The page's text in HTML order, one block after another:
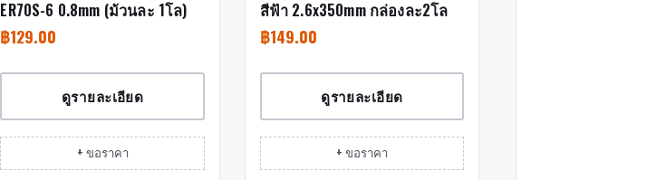
ER70S-6 0.8mm (ม้วนละ 1โล)
฿129.00
ดูรายละเอียด
+ ขอราคา
สีฟ้า 2.6x350mm กล่องละ2โล
฿149.00
ดูรายละเอียด
+ ขอราคา